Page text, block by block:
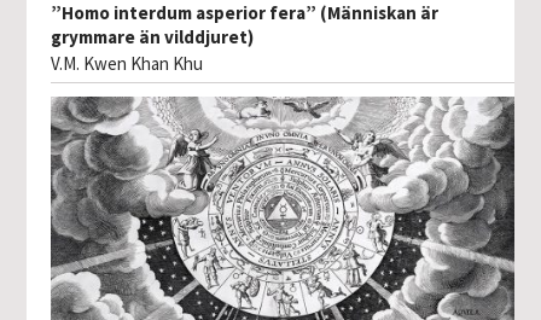
”Homo interdum asperior fera” (Människan är
grymmare än vilddjuret)
V.M. Kwen Khan Khu